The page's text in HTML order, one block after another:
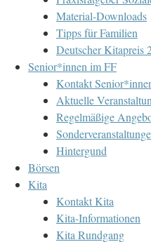
Material-Downloads
Tipps für Familien
Deutscher Kitapreis
Senior*innen im FF
Kontakt
Aktuelle
Regelmäßige
Hintergund
Börsen
Kita
Kontakt Kita
Kita-Informationen
Kita Rundgang